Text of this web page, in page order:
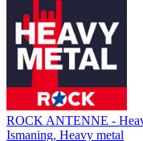
ROCK ANTENNE -
Ismaning, Heavy metal